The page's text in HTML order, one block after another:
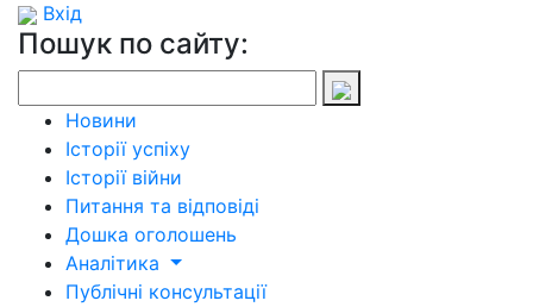
Вхід
Пошук по сайту:
Новини
Історії успіху
Історії війни
Питання та відповіді
Дошка оголошень
Аналітика
Публічні консультації